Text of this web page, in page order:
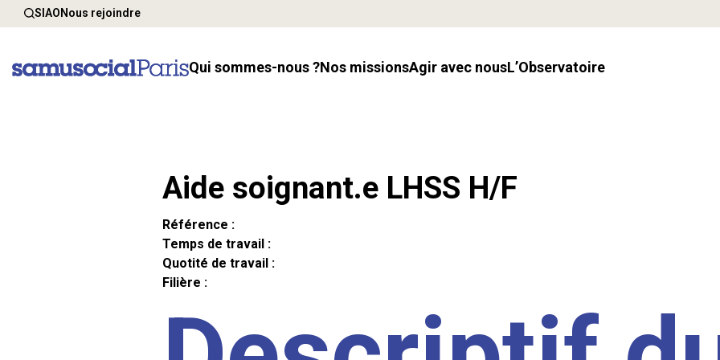
SIAONous rejoindre
Qui sommes-nous ? Nos missions Agir avec nous l’Observatoire
Aide soignant.e LHSS H/F
Référence :
Temps de travail :
Quotité de travail :
Filière :